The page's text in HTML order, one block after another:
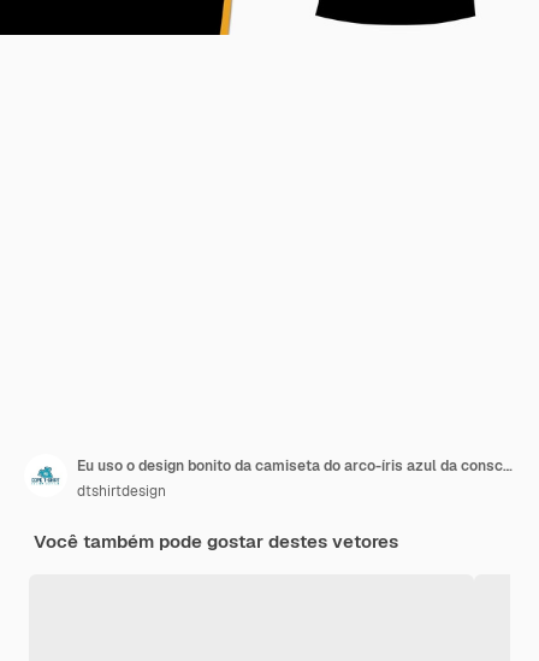
Eu uso o design bonito da camiseta do arco-íris azul da consciência do autismo
dtshirtdesign
Você também pode gostar destes vetores